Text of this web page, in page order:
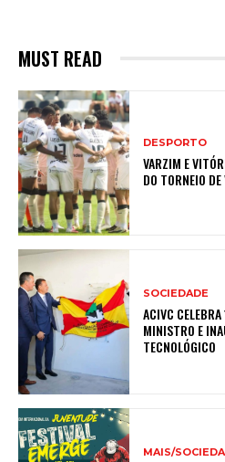
MUST READ
DESPORTO
VARZIM E
DO TORNEIO
SOCIEDADE
ACIVC
MINISTRO E
TECNOLÓGICO
MAIS/